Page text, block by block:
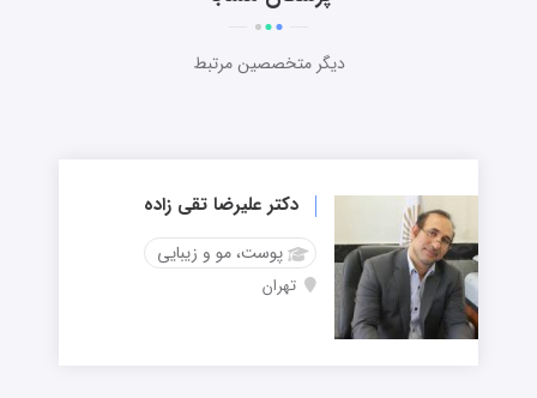
دیگر متخصصین مرتبط
دکتر علیرضا تقی زاده
پوست، مو و زیبایی
تهران